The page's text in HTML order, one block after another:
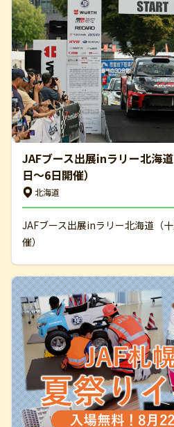
JAFブース出展inラリー北海
日～6日開催）
北海道
JAFブース出展inラリー北海道（
催）